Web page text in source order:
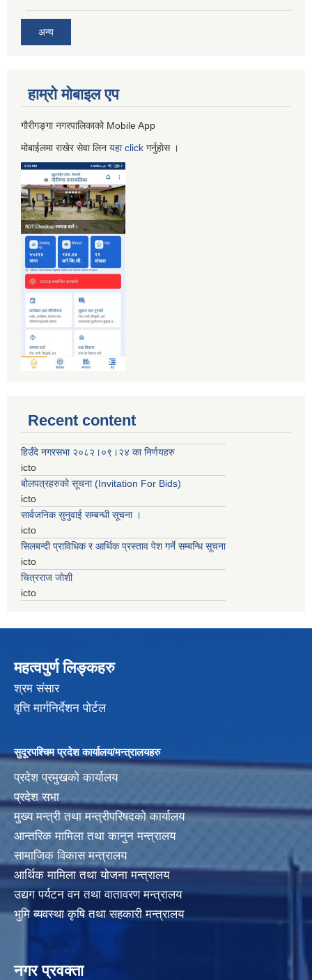
अन्य
हाम्रो माेबाइल एप
गौरीगङ्गा नगरपालिकाको Mobile App
मोबाईलमा राखेर सेवा लिन यहाclick गर्नुहाेस ।
Recent content
हिउँदे नगरसभा २०८२।०९।२४ का निर्णयहरु
icto
बोलपत्रहरुको सूचना (Invitation For Bids)
icto
सार्वजनिक सुनुवाई सम्बन्धी सूचना ।
icto
सिलबन्दी प्राविधिक र आर्थिक प्रस्ताव पेश गर्ने सम्बन्धि सूचना
icto
चित्रराज जोशी
icto
महत्वपुर्ण लिङ्कहरु
श्रम संसार
वृत्ति मार्गनिर्देशन पोर्टल
सुदूरपश्चिम प्रदेश कार्यालय/मन्त्रालयहरु
प्रदेश प्रमुखको कार्यालय
प्रदेश सभा
मुख्य मन्त्री तथा मन्त्रीपरिषदको कार्यालय
आन्तरिक मामिला तथा कानुन मन्त्रालय
सामाजिक विकास मन्त्रालय
आर्थिक मामिला तथा योजना मन्त्रालय
उद्यग पर्यटन वन तथा वातावरण मन्त्रालय
भुमि ब्यवस्था कृषि तथा सहकारी मन्त्रालय
नगर प्रवक्ता